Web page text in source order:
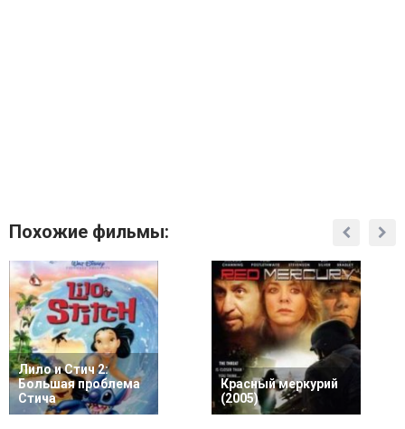
Похожие фильмы:
Лило и Стич 2:
Большая проблема
Стича
Красный меркурий
(2005)